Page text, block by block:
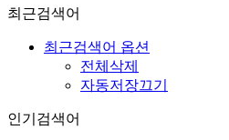
최근검색어
최근검색어 옵션
전체삭제
자동저장끄기
인기검색어